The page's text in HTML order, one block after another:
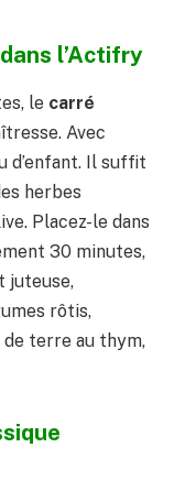
l’Actifry
le carré
Avec
d’enfant. Il suffit
herbes
Placez-le dans
30 minutes,
juteuse,
rôtis,
terre au thym,